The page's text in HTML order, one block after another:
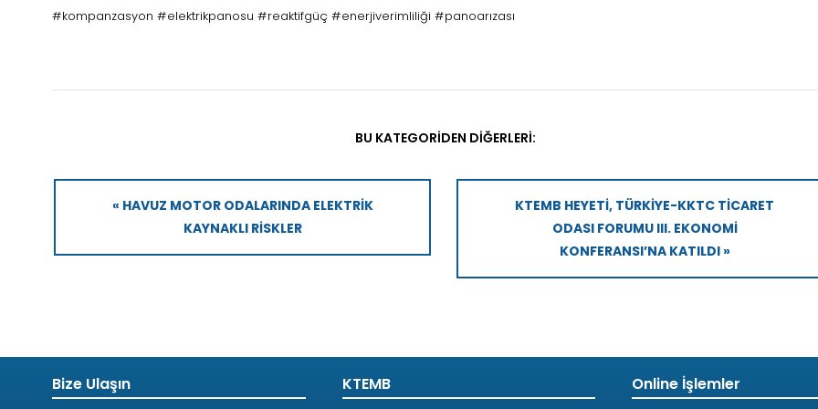
#kompanzasyon #elektrikpanosu #reaktifgüç #enerjiverimliliği #panoarızası
BU KATEGORIDEN DIĞERLERI:
« HAVUZ MOTOR ODALARINDA ELEKTRIK
KAYNAKLI RISKLER
KTEMB HEYETI, TÜRKIYE-KKTC TICARET
ODASI FORUMU III. EKONOMI
KONFERANSI’NA KATILDI »
Bize Ulaşın KTEMB Online İşlemler